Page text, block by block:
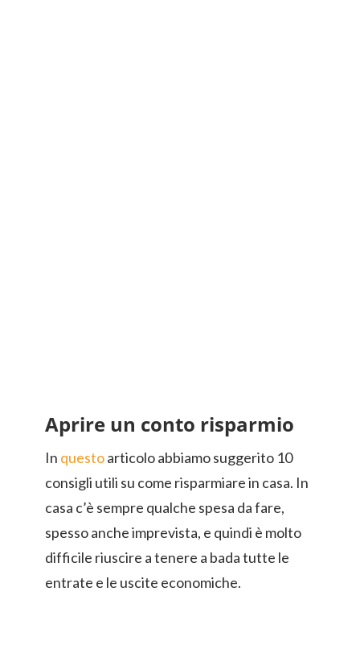
Aprire un conto risparmio
In questoarticolo abbiamo suggerito 10
consigli utili su come risparmiare in casa. In
casa c’è sempre qualche spesa da fare,
spesso anche imprevista, e quindi è molto
difficile riuscire a tenere a bada tutte le
entrate e le uscite economiche.